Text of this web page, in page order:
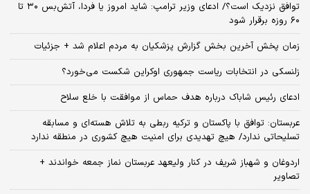
توافق نزدیک است؟/ ادعای وزیر ترامپ: شاید امروز یا فردا، آتش‌بس ۳۰ تا
۶۰ روزه برقرار شود
زمان پخش آخرین بخش گزارش پزشکیان به مردم اعلام شد + جزئیات
زلنسکی در انتخابات ریاست جمهوری اوکراین شکست می‌خورد؟
ادعای رئیس شاباک درباره هدف حماس از موافقت با خلع سلاح
عربستان: توافق با پاکستان و ترکیه ربطی به تلاش هسته‌ای و مسابقه
تسلیحاتی ندارد/ هیچ تهدیدی برای امنیت هیچ کشوری در منطقه ندارد
اردوغان و شهباز شریف در کنار ولیعهد عربستان نماز جمعه خواندند +
تصاویر